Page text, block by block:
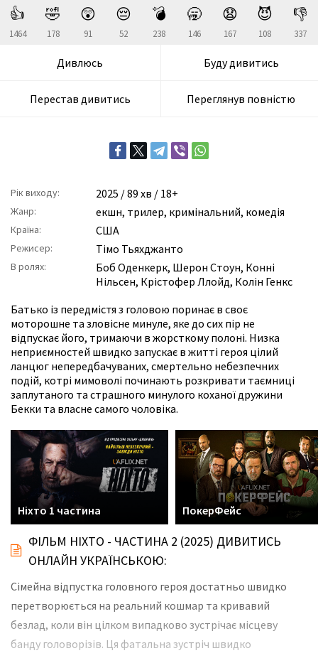
👍
1464
🤣
178
😲
91
😔
52
💣
238
🥱
146
😧
167
😈
108
👎
337
Дивлюсь Буду дивитись
Перестав дивитись Переглянув повністю
Рік виходу: 2025 / 89 хв / 18+
Жанр: екшн, трилер, кримінальний, комедія
Країна: США
Режисер: Тімо Тьяхджанто
В ролях: Боб Оденкерк, Шерон Стоун, Конні
Нільсен, Крістофер Ллойд, Колін Генкс
Батько із передмістя з головою поринає в своє
моторошне та зловісне минуле, яке до сих пір не
відпускає його, тримаючи в жорсткому полоні. Низка
неприємностей швидко запускає в житті героя цілий
ланцюг непередбачуваних, смертельно небезпечних
подій, котрі мимоволі починають розкривати таємниці
заплутаного та страшного минулого коханої дружини
Бекки та власне самого чоловіка.
Ніхто 1 частина ПокерФейс
ФІЛЬМ НІХТО - ЧАСТИНА 2 (2025) ДИВИТИСЬ
ОНЛАЙН УКРАЇНСЬКОЮ:
Сімейна відпустка головного героя достатньо швидко
перетворюється на реальний кошмар та кривавий
безлад, коли він цілком випадково зустрічає місцеву
банду головорізів. Ця фатальна зустріч швидко